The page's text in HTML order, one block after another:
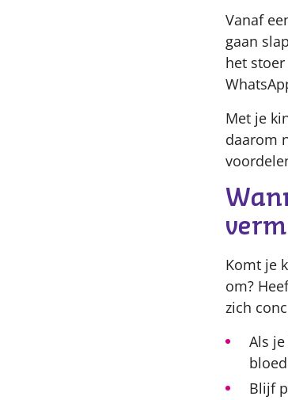
Vanaf
gaan
het
Met je
daarom
Komt je
om?
zich
Als
Blijf